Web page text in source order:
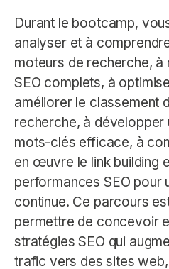
Durant le bootcamp,
analyser et à
moteurs de recherche, à
SEO complets, à
améliorer le classement
recherche, à développer
mots-clés efficace, à
en œuvre le link building
performances SEO pour
continue. Ce parcours
permettre de concevoir
stratégies SEO qui
trafic vers des sites